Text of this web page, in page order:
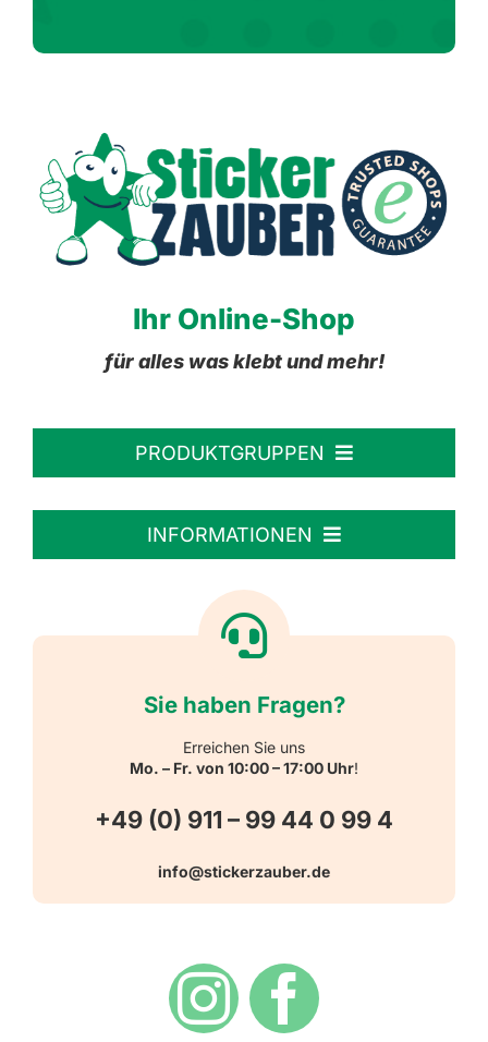
Ihr Online-Shop
für alles was klebt und mehr!
PRODUKTGRUPPEN
Personalisierte Aufkleber
Reflektierende Aufkleber
Warn-, Gebots-, Verbots- und
Hinweisaufkleber
INFORMATIONEN
Versandarten
Widerrufsbelehrung
Sie haben Fragen?
Erreichen Sie uns
Mo. – Fr. von 10:00 – 17:00 Uhr!
+49 (0) 911 – 99 44 0 99 4
info@stickerzauber.de